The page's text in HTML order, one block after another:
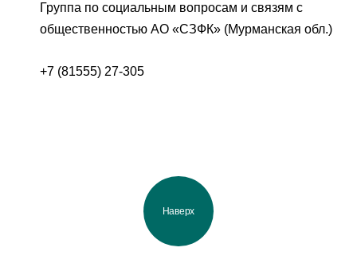
Группа по социальным вопросам и связям с
общественностью АО «СЗФК» (Мурманская обл.)
+7 (81555) 27-305
Наверх